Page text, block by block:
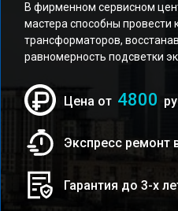
В фирменном сервисном
мастера способны провести
трансформаторов,
равномерность подсветки
Цена от 4800
Экспресс ремонт
Гарантия до 3-х